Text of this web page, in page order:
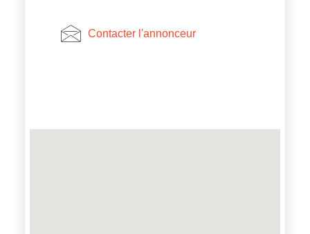
Contacter l'annonceur